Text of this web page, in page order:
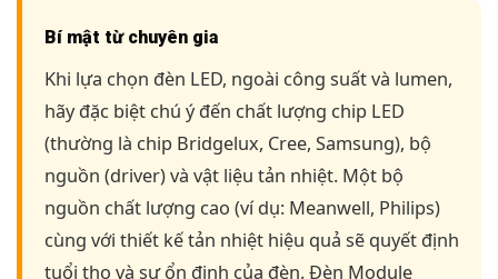
Bí mật từ chuyên gia
Khi lựa chọn đèn LED, ngoài công suất và lumen,
hãy đặc biệt chú ý đến chất lượng chip LED
(thường là chip Bridgelux, Cree, Samsung), bộ
nguồn (driver) và vật liệu tản nhiệt. Một bộ
nguồn chất lượng cao (ví dụ: Meanwell, Philips)
cùng với thiết kế tản nhiệt hiệu quả sẽ quyết định
tuổi thọ và sự ổn định của đèn. Đèn Module